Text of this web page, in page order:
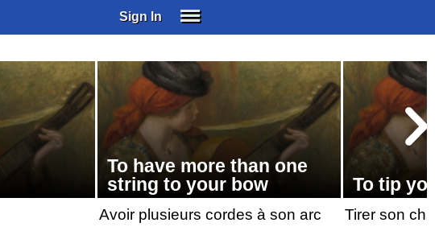
Sign In
SUBSCRIBE
EDUCATIONAL LICENSES
GIFT CARDS
OTHER LANGUAGES
ABOUT US
ALEXA
ADJUST COLORS
To have more than one
string to your bow
Avoir plusieurs cordes à son arc
To tip
Tirer son